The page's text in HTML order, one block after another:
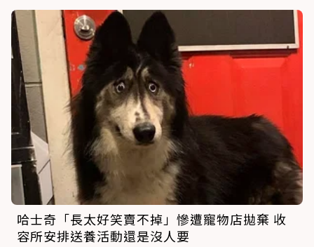
哈士奇「長太好笑賣不掉」慘遭寵物店拋棄 收
容所安排送養活動還是沒人要